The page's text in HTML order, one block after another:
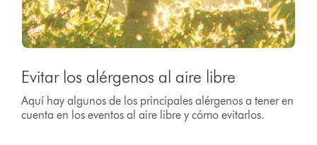
Evitar los alérgenos al aire libre
Aquí hay algunos de los principales alérgenos a tener en
cuenta en los eventos al aire libre y cómo evitarlos.